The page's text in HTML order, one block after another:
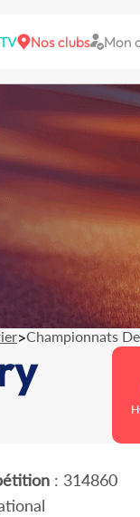
Nos clubs Mon
>Championnats
: 314860